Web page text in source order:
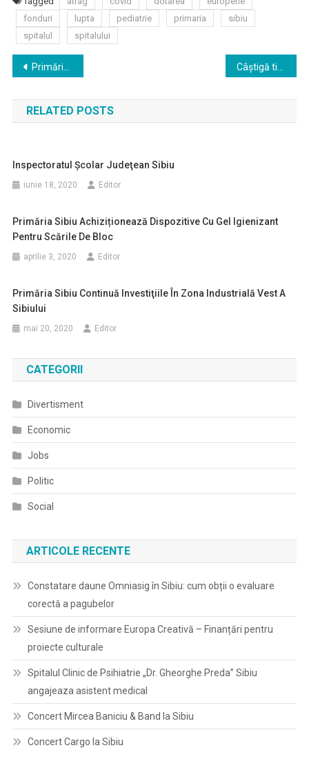
fonduri
lupta pediatrie primaria
sibiu
spitalul
spitalului
Navigare
în
articole
Primăria Sibiu continuă să sprijine sportul sibian
RELATED POSTS
Inspectoratul Şcolar Judeţean Sibiu
iunie 18, 2020 Editor
Primăria Sibiu Achiziționează Dispozitive Cu Gel Igienizant
Pentru Scările De Bloc
aprilie 3, 2020 Editor
Primăria Sibiu Continuă Investiţiile În Zona Industrială Vest A
Sibiului
mai 20, 2020 Editor
CATEGORII
Divertisment
Economic
Jobs
Politic
Social
ARTICOLE RECENTE
Constatare daune Omniasig în Sibiu: cum obții o evaluare
corectă a pagubelor
Sesiune de informare Europa Creativă – Finanțări pentru
proiecte culturale
Spitalul Clinic de Psihiatrie „Dr. Gheorghe Preda” Sibiu
angajeaza asistent medical
Concert Mircea Baniciu & Band la Sibiu
Concert Cargo la Sibiu